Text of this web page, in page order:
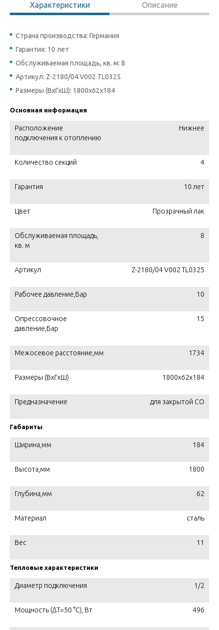
Характеристики Описание
Страна производства: Германия
Гарантия: 10 лет
Обслуживаемая площадь, кв. м: 8
Артикул: Z-2180/04 V002 TL0325
Размеры (ВхГхШ): 1800х62х184
Основная информация
Расположение
подключения к отоплению
Нижнее
Количество секций 4
Гарантия 10 лет
Цвет Прозрачный лак
Обслуживаемая площадь,
кв. м
8
Артикул Z-2180/04 V002 TL0325
Рабочее давление,Бар 10
Опрессовочное
давление,Бар
15
Межосевое расстояние,мм 1734
Размеры (ВхГхШ) 1800х62х184
Предназначение для закрытой СО
Габариты
Ширина,мм 184
Высота,мм 1800
Глубина,мм 62
Материал сталь
Вес 11
Тепловые характеристики
Диаметр подключения 1/2
Мощность (ΔT=50 °C), Вт 496